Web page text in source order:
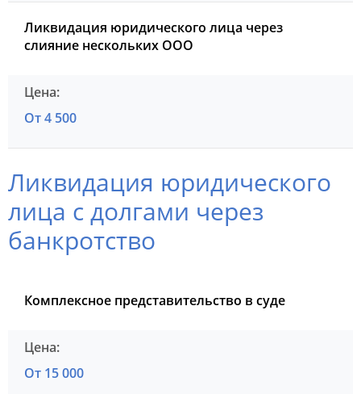
Ликвидация юридического лица через
слияние нескольких ООО
От 4 500
Ликвидация юридического
лица с долгами через
банкротство
Комплексное представительство в суде
От 15 000